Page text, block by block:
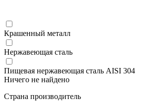
Крашенный металл
Нержавеющая сталь
Пищевая нержавеющая сталь AISI 304
Ничего не найдено
Страна производитель